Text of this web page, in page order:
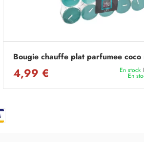
Bougie chauffe plat parfumee
4,99 € En stock
En